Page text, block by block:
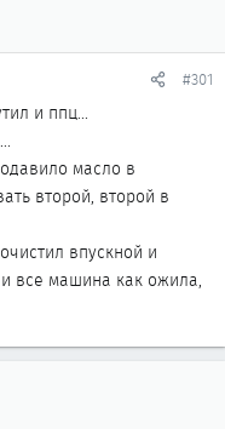
#301
и ппц...
масло в
второй, второй в
впускной и
все машина как ожила,